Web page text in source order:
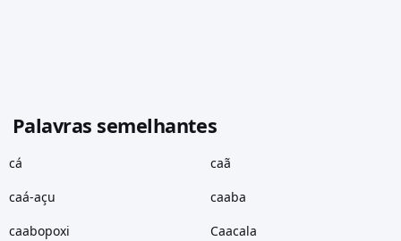
Palavras semelhantes
cá caã
caá-açu caaba
caabopoxi Caacala